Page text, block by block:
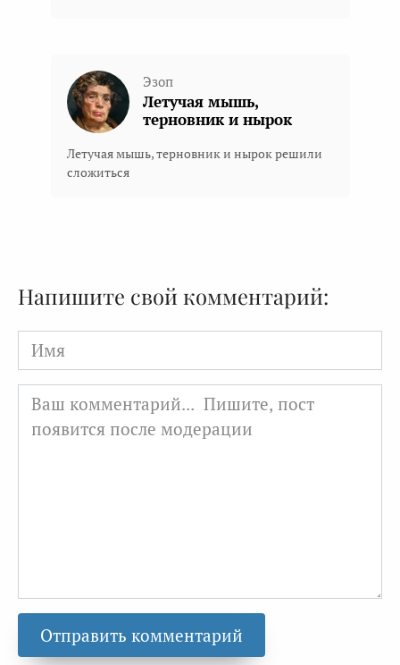
Эзоп
Летучая мышь,
терновник и нырок
Летучая мышь, терновник и нырок решили
сложиться
Напишите свой комментарий:
Имя